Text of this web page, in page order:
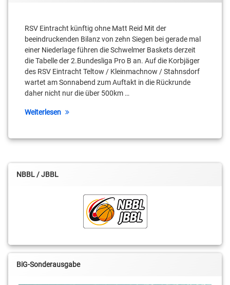
Jorch
RSV
Basketball
Schwelmer
Baskets
Tim
RSV Eintracht künftig ohne Matt Reid Mit der
beeindruckenden Bilanz von zehn Siegen bei gerade mal
einer Niederlage führen die Schwelmer Baskets derzeit
die Tabelle der 2.Bundesliga Pro B an. Auf die Korbjäger
des RSV Eintracht Teltow / Kleinmachnow / Stahnsdorf
wartet am Sonnabend zum Auftakt in die Rückrunde
daher nicht nur die über 500km …
Weiterlesen
Buchmann
Matt
Reid
NBBL / JBBL
BiG-Sonderausgabe